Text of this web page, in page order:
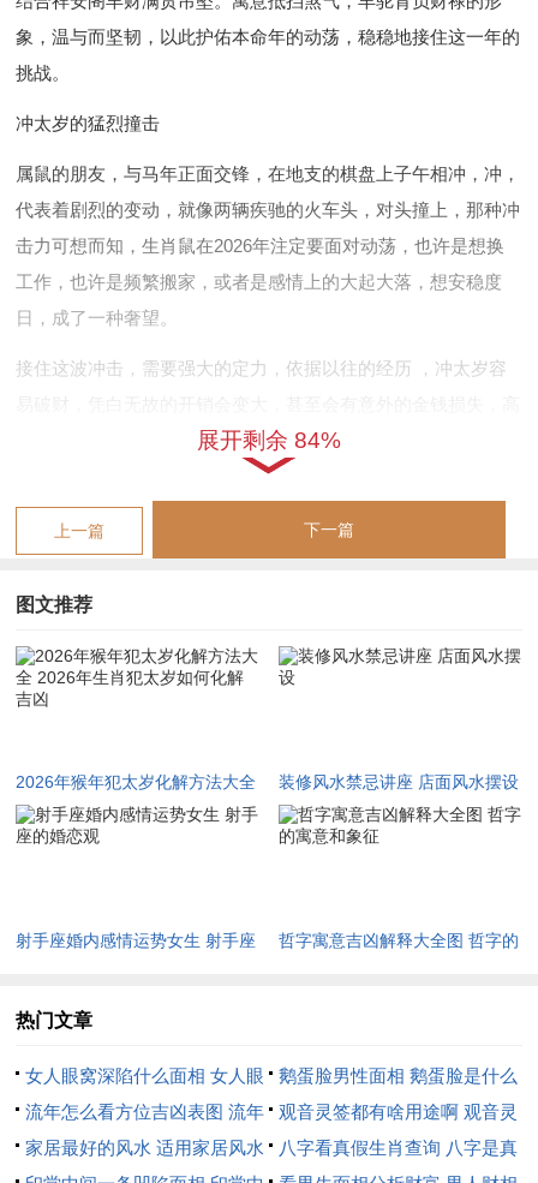
象，温与而坚韧，以此护佑本命年的动荡，稳稳地接住这一年的
挑战。
冲太岁的猛烈撞击
属鼠的朋友，与马年正面交锋，在地支的棋盘上子午相冲，冲，
代表着剧烈的变动，就像两辆疾驰的火车头，对头撞上，那种冲
击力可想而知，生肖鼠在2026年注定要面对动荡，也许是想换
工作，也许是频繁搬家，或者是感情上的大起大落，想安稳度
日，成了一种奢望。
接住这波冲击，需要强大的定力，依据以往的经历 ，冲太岁容
风险的投资，最佳要避开，由此引发的焦虑，还会作用睡眠，整
夜整夜地辗转反侧，那满地的落发就是证明。
变动也不全是坏事。正所谓动用，就是打破僵局，假如你早想离
开舒适区，这反而是推你一把的力量，比如那位做设计的朋友，
虽被迫离职，却意外接到大单，从此开启了自由职业生涯，这就
化解冲太岁的猛烈。安放一枚祥安阁联吉锦袋，在枕下或随身包
害太岁的暗箭难防
这种伤害，多半来自小人，当面一套，背后一套，在你毫无防备
工作中功劳容易被抢，黑锅却背得稳稳当，据身边部分属牛的朋
友反映，到了害太岁那年感觉处处被针对，不单是外人身边亲近
的人也会找麻烦，那种身心俱疲的感觉，最是磨人，除了一遍遍
展开剩余 84%
上一篇 下一篇
图文推荐
2026年猴年犯太岁化解方法大全
2026年生肖犯太岁如何化解吉凶
装修风水禁忌讲座 店面风水摆设
射手座婚内感情运势女生 射手座
哲字寓意吉凶解释大全图 哲字的
热门文章
女人眼窝深陷什么面相 女人眼
窝深陷是短命相吗
鹅蛋脸男性面相 鹅蛋脸是什么
脸型男性
流年怎么看方位吉凶表图 流年
位置怎么看
观音灵签都有啥用途啊 观音灵
签全部签签词
家居最好的风水 适用家居风水
八字看真假生肖查询 八字是真